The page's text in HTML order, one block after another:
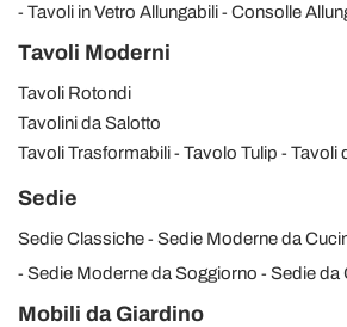
Tavoli in Vetro Allungabili
Consolle
Tavoli Moderni
Tavoli Rotondi
Tavolini da Salotto
Tavoli Trasformabili
Tavolo Tulip Tavoli
Sedie
Sedie Classiche
Sedie Moderne da
Sedie Moderne da Soggiorno
Sedie da
Mobili da Giardino